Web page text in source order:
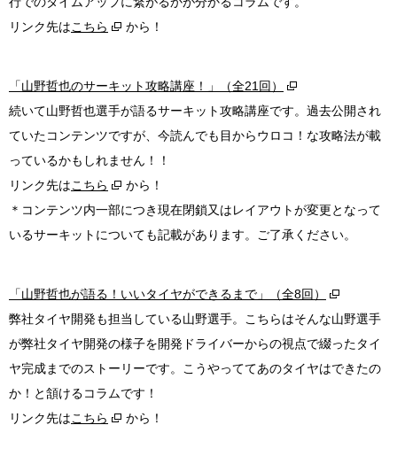
リンク先はこちら から！
「山野哲也のサーキット攻略講座！」（全21回）
続いて山野哲也選手が語るサーキット攻略講座です。過去公開され
ていたコンテンツですが、今読んでも目からウロコ！な攻略法が載
っているかもしれません！！
リンク先はこちら
から！
＊コンテンツ内一部につき現在閉鎖又はレイアウトが変更となって
いるサーキットについても記載があります。ご了承ください。
「山野哲也が語る！いいタイヤができるまで」（全8回）
弊社タイヤ開発も担当している山野選手。こちらはそんな山野選手
が弊社タイヤ開発の様子を開発ドライバーからの視点で綴ったタイ
ヤ完成までのストーリーです。こうやっててあのタイヤはできたの
か！と頷けるコラムです！
リンク先はこちら から！